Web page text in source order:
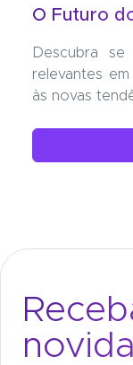
O Futuro
Descubra
relevantes
às novas